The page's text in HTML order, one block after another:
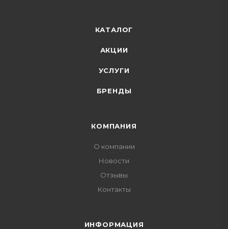
КАТАЛОГ
АКЦИИ
УСЛУГИ
БРЕНДЫ
КОМПАНИЯ
О компании
Новости
Отзывы
Контакты
ИНФОРМАЦИЯ